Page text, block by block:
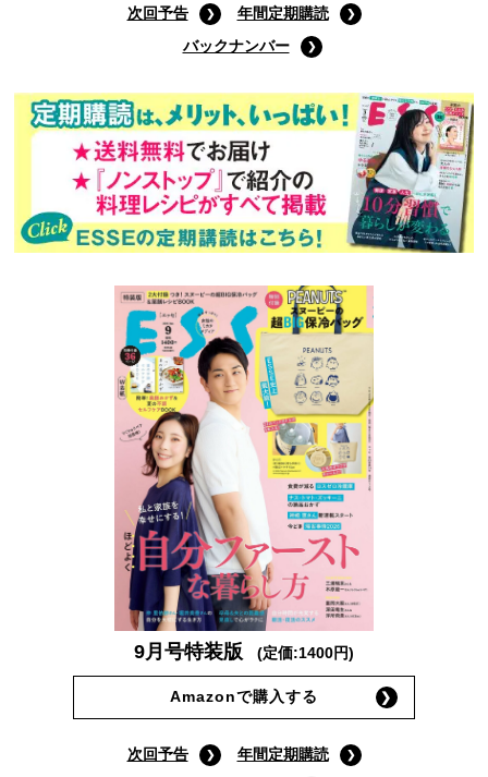
次回予告
年間定期購読
バックナンバー
9月号特装版 (定価:1400円)
Amazonで購入する
次回予告
年間定期購読